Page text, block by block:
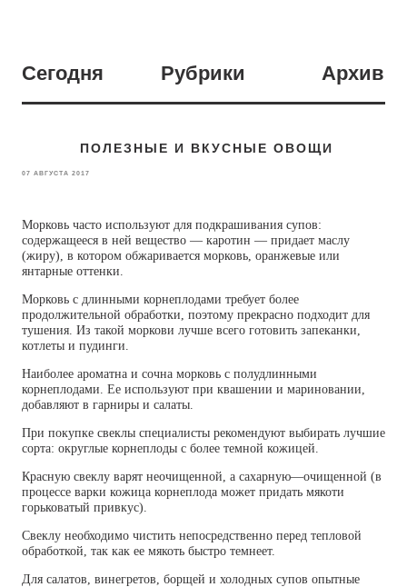
Сегодня Рубрики Архив
ПОЛЕЗНЫЕ И ВКУСНЫЕ ОВОЩИ
07 АВГУСТА 2017
Морковь часто используют для подкрашивания супов:
содержащееся в ней вещество — каротин — придает маслу
(жиру), в котором обжаривается морковь, оранжевые или
янтарные оттенки.
Морковь с длинными корнеплодами требует более
продолжительной обработки, поэтому прекрасно подходит для
тушения. Из такой моркови лучше всего готовить запеканки,
котлеты и пудинги.
Наиболее ароматна и сочна морковь с полудлинными
корнеплодами. Ее используют при квашении и мариновании,
добавляют в гарниры и салаты.
При покупке свеклы специалисты рекомендуют выбирать лучшие
сорта: округлые корнеплоды с более темной кожицей.
Красную свеклу варят неочищенной, а сахарную—очищенной (в
процессе варки кожица корнеплода может придать мякоти
горьковатый привкус).
Свеклу необходимо чистить непосредственно перед тепловой
обработкой, так как ее мякоть быстро темнеет.
Для салатов, винегретов, борщей и холодных супов опытные